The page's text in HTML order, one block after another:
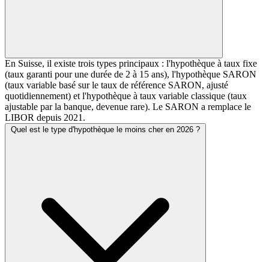
En Suisse, il existe trois types principaux : l'hypothèque à taux fixe
(taux garanti pour une durée de 2 à 15 ans), l'hypothèque SARON
(taux variable basé sur le taux de référence SARON, ajusté
quotidiennement) et l'hypothèque à taux variable classique (taux
ajustable par la banque, devenue rare). Le SARON a remplace le
LIBOR depuis 2021.
Quel est le type d'hypothèque le moins cher en 2026 ?